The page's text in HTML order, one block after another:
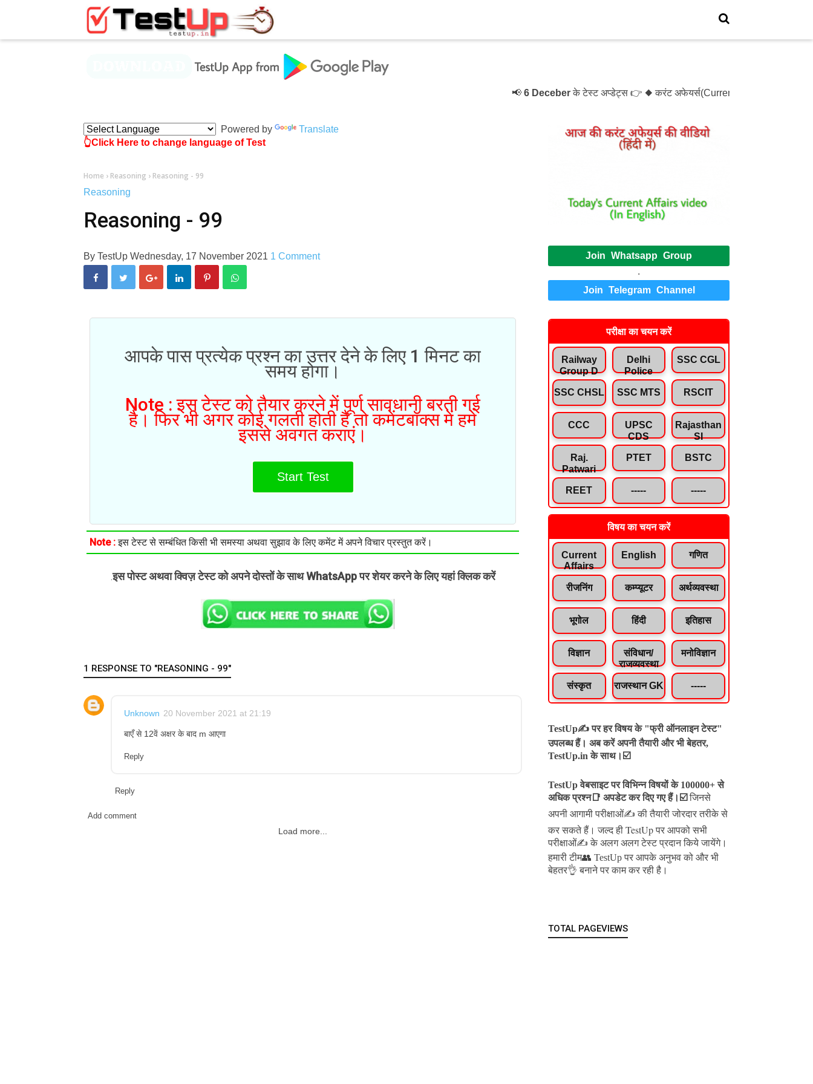
6 Deceberके टेस्ट अप्डेट्स 👉 ◆ करंट अफेयर्स(Current Affairs)- Test- 1214 ◆
Powered by
Translate
👆Click Here to change language of Test
Home › Reasoning › Reasoning - 99
Reasoning
Reasoning - 99
By TestUp Wednesday, 17 November 2021 1 Comment
आपके पास प्रत्येक प्रश्न का उत्तर देने के लिए 1 मिनट का
समय होगा।
Note : इस टेस्ट को तैयार करने में पूर्ण सावधानी बरती गई
है। फिर भी अगर कोई गलती होती है तो कमेंटबॉक्स में हमे
इससे अवगत कराएं।
Start Test
Note :इस टेस्ट से सम्बंधित किसी भी समस्या अथवा सुझाव के लिए कमेंट में अपने विचार प्रस्तुत करें।
.इस पोस्ट अथवा क्विज़ टेस्ट को अपने दोस्तों के साथ WhatsApp पर शेयर करने के लिए यहां क्लिक करें
1 RESPONSE TO "REASONING - 99"
Unknown 20 November 2021 at 21:19
बाएँ से 12वें अक्षर के बाद m आएगा
Reply
Reply
Add comment
Load more...
Join Whatsapp Group
.
Join Telegram Channel
परीक्षा का चयन करें
Railway
Group D
Delhi
Police
SSC CGL
SSC CHSL SSC MTS RSCIT
CCC
UPSC
CDS
Rajasthan
SI
Raj.
Patwari
PTET BSTC
REET ----- -----
विषय का चयन करें
Current
Affairs
English गणित
रीजनिंग कम्प्यूटर अर्थव्यवस्था
भूगोल हिंदी इतिहास
विज्ञान
संविधान/
राजव्यवस्था
मनोविज्ञान
संस्कृत राजस्थान GK -----
TestUp✍️ पर हर विषय के "फ्री ऑनलाइन टेस्ट"
उपलब्ध हैं। अब करें अपनी तैयारी और भी बेहतर,
TestUp.in के साथ।☑️
TestUp वेबसाइट पर विभिन्न विषयों के 100000+ से
अधिक प्रश्न📑 अपडेट कर दिए गए हैं। ☑️ जिनसे
अपनी आगामी परीक्षाओं✍️ की तैयारी जोरदार तरीके से
कर सकते हैं।जल्द ही TestUp पर आपको सभी
परीक्षाओं✍️ के अलग अलग टेस्ट प्रदान किये जायेंगे।
हमारी टीम👥 TestUp पर आपके अनुभव को और भी
बेहतर👌 बनाने पर काम कर रही है।
TOTAL PAGEVIEWS